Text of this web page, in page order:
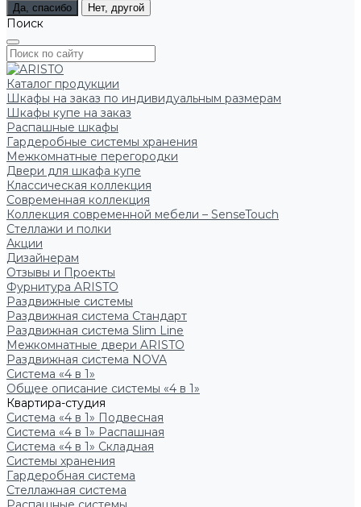
Да, спасибо Нет, другой
Поиск
Каталог продукции
Шкафы на заказ по индивидуальным размерам
Шкафы купе на заказ
Распашные шкафы
Гардеробные системы хранения
Межкомнатные перегородки
Двери для шкафа купе
Классическая коллекция
Современная коллекция
Коллекция современной мебели – SenseTouch
Стеллажи и полки
Акции
Дизайнерам
Отзывы и Проекты
Фурнитура ARISTO
Раздвижные системы
Раздвижная система Стандарт
Раздвижная система Slim Line
Межкомнатные двери ARISTO
Раздвижная система NOVA
Система «4 в 1»
Общее описание системы «4 в 1»
Квартира-студия
Система «4 в 1» Подвесная
Система «4 в 1» Распашная
Система «4 в 1» Складная
Системы хранения
Гардеробная система
Стеллажная система